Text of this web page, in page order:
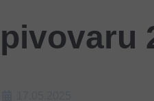
pivovaru